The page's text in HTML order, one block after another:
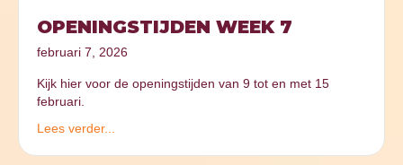
OPENINGSTIJDEN WEEK 7
februari 7, 2026
Kijk hier voor de openingstijden van 9 tot en met 15
februari.
Lees verder...